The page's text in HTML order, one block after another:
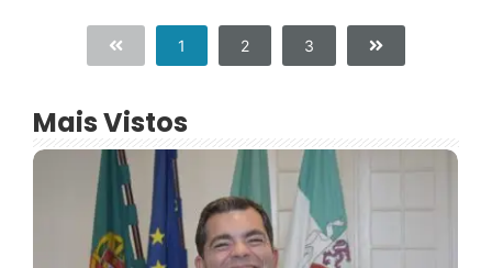
1 2 3
Mais Vistos